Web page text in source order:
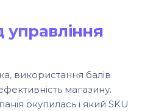
використання балів
магазину.
окупилась і який SKU